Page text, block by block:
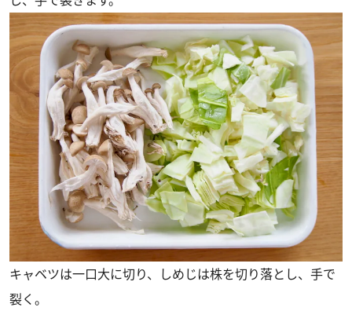
キャベツは一口大に切り、しめじは株を切り落とし、手で
裂く。